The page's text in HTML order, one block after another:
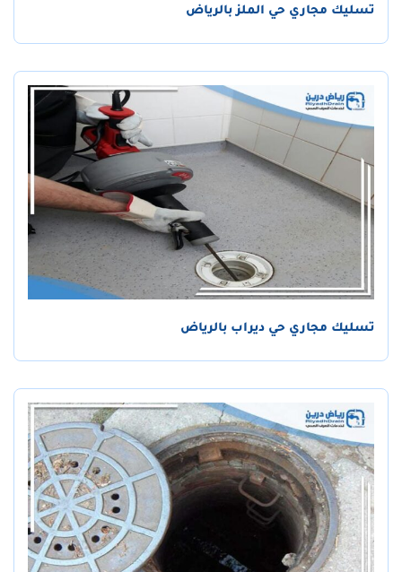
تسليك مجاري حي الملز بالرياض
تسليك مجاري حي ديراب بالرياض